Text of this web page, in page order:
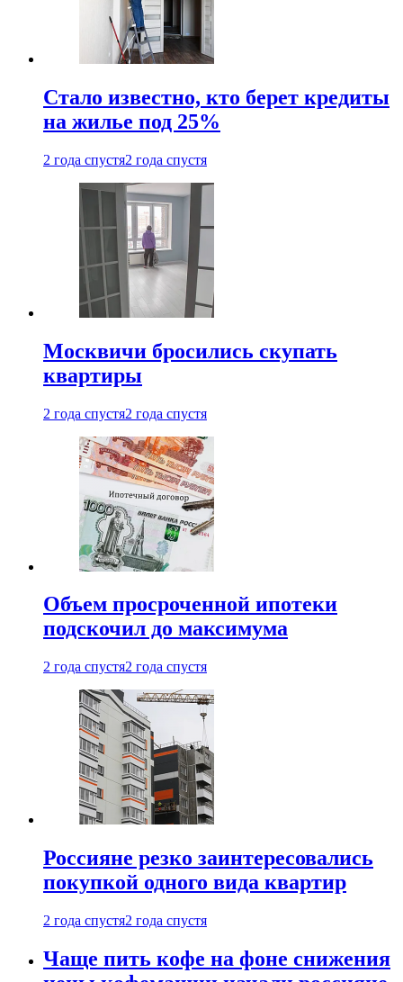
Стало известно, кто берет кредиты
на жилье под 25%
2 года спустя2 года спустя
Москвичи бросились скупать
квартиры
2 года спустя2 года спустя
Объем просроченной ипотеки
подскочил до максимума
2 года спустя2 года спустя
Россияне резко заинтересовались
покупкой одного вида квартир
2 года спустя2 года спустя
Чаще пить кофе на фоне снижения